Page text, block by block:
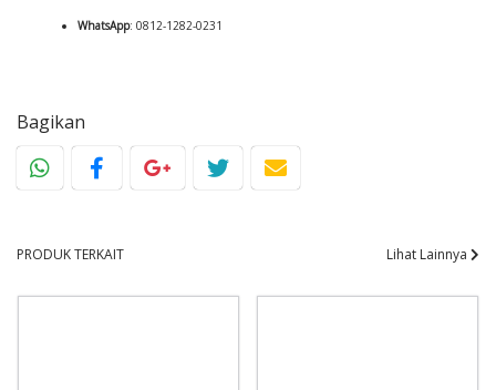
WhatsApp: 0812-1282-0231
Bagikan
PRODUK TERKAIT Lihat Lainnya